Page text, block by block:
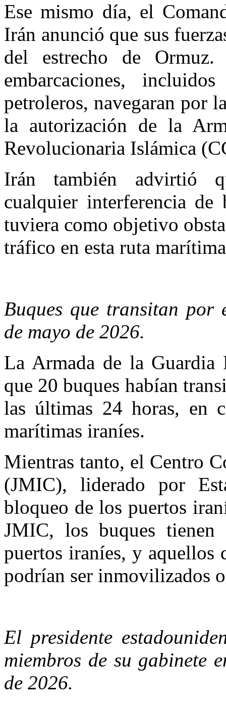
Ese mismo día, el
Irán anunció que sus
del estrecho de
embarcaciones,
petroleros, navegaran por
la autorización de la
Revolucionaria Islámica
Irán también advirtió
cualquier interferencia de
tuviera como objetivo
tráfico en esta ruta
Buques que transitan por
de mayo de 2026.
La Armada de la Guardia
que 20 buques habían
las últimas 24 horas, en
marítimas iraníes.
Mientras tanto, el Centro
(JMIC), liderado por
bloqueo de los puertos
JMIC, los buques
puertos iraníes, y aquellos
podrían ser inmovilizados
El presidente
miembros de su gabinete
de 2026.